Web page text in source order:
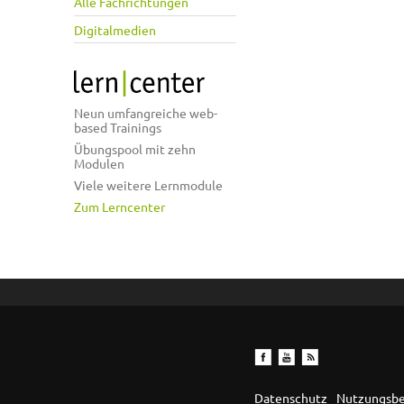
Digitalmedien
Neun umfangreiche web-
based Trainings
Übungspool mit zehn
Modulen
Viele weitere Lernmodule
Zum Lerncenter
Datenschutz